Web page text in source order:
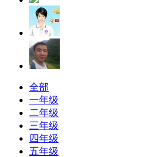
全部
一年级
二年级
三年级
四年级
五年级